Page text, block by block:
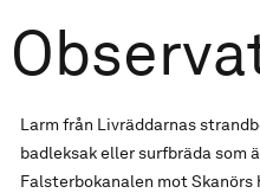
Larm från Livräddarnas
badleksak eller surfbräda som
Falsterbokanalen mot Skanörs